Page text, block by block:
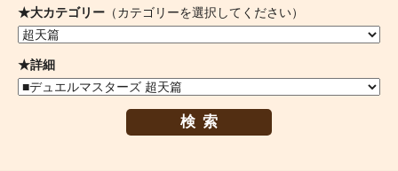
★大カテゴリー （カテゴリーを選択してください）
★詳細
検索